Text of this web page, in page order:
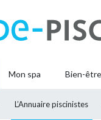
L’Annuaire piscinistes
Mon spa Bien-être